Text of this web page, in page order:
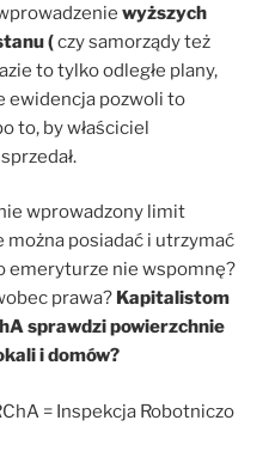
wyższych
(czy samorządy też
to tylko odległe plany,
ewidencja pozwoli to
to, by właściciel
wprowadzony limit
posiadać i utrzymać
emeryturze nie wspomnę?
prawa? Kapitalistom
sprawdzi powierzchnie
i domów?
= Inspekcja Robotniczo